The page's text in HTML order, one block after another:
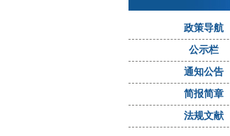
政策导航
公示栏
通知公告
简报简章
法规文献